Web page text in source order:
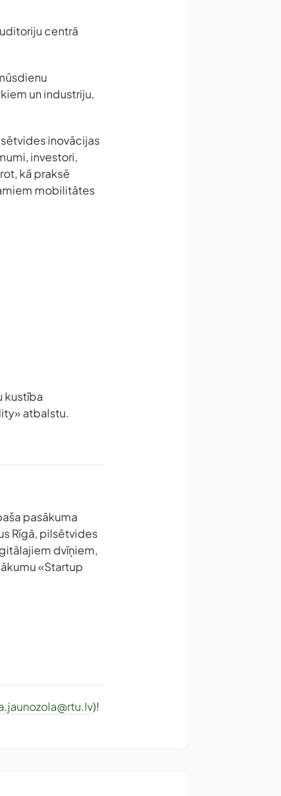
centrā
un industriju,
inovācijas
investori,
kā praksē
mobilitātes
kustība
atbalstu.
pasākuma
Rīgā, pilsētvides
dvīņiem,
«Startup
)!